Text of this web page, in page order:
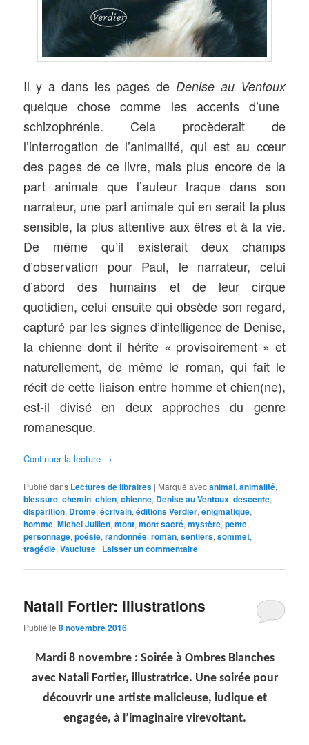
Il y a dans les pages de Denise au Ventoux
quelque chose comme les accents d’une
schizophrénie. Cela procèderait de
l’interrogation de l’animalité, qui est au cœur
des pages de ce livre, mais plus encore de la
part animale que l’auteur traque dans son
narrateur, une part animale qui en serait la plus
sensible, la plus attentive aux êtres et à la vie.
De même qu’il existerait deux champs
d’observation pour Paul, le narrateur, celui
d’abord des humains et de leur cirque
quotidien, celui ensuite qui obsède son regard,
capturé par les signes d’intelligence de Denise,
la chienne dont il hérite « provisoirement » et
naturellement, de même le roman, qui fait le
récit de cette liaison entre homme et chien(ne),
est-il divisé en deux approches du genre
romanesque.
Continuer la lecture →
Publié dans Lectures de libraires | Marqué avecanimal,animalité,
blessure,chemin,chien,chienne, Denise au Ventoux,descente,
disparition, Drôme,écrivain,éditions Verdier,enigmatique,
homme,Michel Jullien,mont,mont sacré,mystère,pente,
personnage,poésie,randonnée,roman,sentiers,sommet,
tragédie,Vaucluse | Laisser un commentaire
Natali Fortier: illustrations
Publié le8 novembre 2016
Mardi 8 novembre : Soirée à Ombres Blanches
avec Natali Fortier, illustratrice. Une soirée pour
découvrir une artiste malicieuse, ludique et
engagée, à l’imaginaire virevoltant.